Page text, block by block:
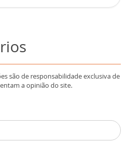
são de responsabilidade exclusiva de
a opinião do site.